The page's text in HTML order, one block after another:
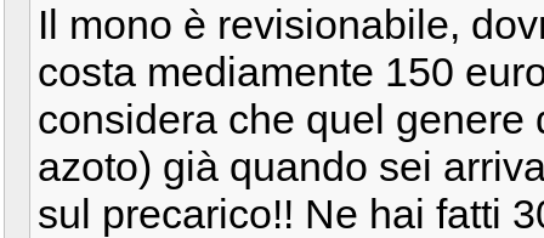
Il mono è revisionabile,
costa mediamente 150
considera che quel genere
azoto) già quando sei
sul precarico!! Ne hai fatti